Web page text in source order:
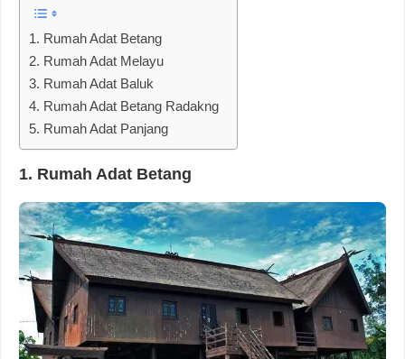
1. Rumah Adat Betang
2. Rumah Adat Melayu
3. Rumah Adat Baluk
4. Rumah Adat Betang Radakng
5. Rumah Adat Panjang
1. Rumah Adat Betang